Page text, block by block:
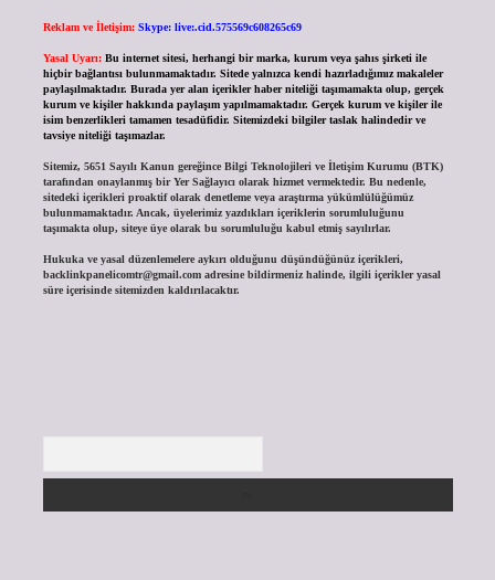
Reklam ve İletişim: Skype: live:.cid.575569c608265c69
Yasal Uyarı: Bu internet sitesi, herhangi bir marka, kurum veya şahıs şirketi ile
hiçbir bağlantısı bulunmamaktadır. Sitede yalnızca kendi hazırladığımız makaleler
paylaşılmaktadır. Burada yer alan içerikler haber niteliği taşımamakta olup, gerçek
kurum ve kişiler hakkında paylaşım yapılmamaktadır. Gerçek kurum ve kişiler ile
isim benzerlikleri tamamen tesadüfidir. Sitemizdeki bilgiler taslak halindedir ve
tavsiye niteliği taşımazlar.
Sitemiz, 5651 Sayılı Kanun gereğince Bilgi Teknolojileri ve İletişim Kurumu (BTK)
tarafından onaylanmış bir Yer Sağlayıcı olarak hizmet vermektedir. Bu nedenle,
sitedeki içerikleri proaktif olarak denetleme veya araştırma yükümlülüğümüz
bulunmamaktadır. Ancak, üyelerimiz yazdıkları içeriklerin sorumluluğunu
taşımakta olup, siteye üye olarak bu sorumluluğu kabul etmiş sayılırlar.
Hukuka ve yasal düzenlemelere aykırı olduğunu düşündüğünüz içerikleri,
backlinkpanelicomtr@gmail.comadresine bildirmeniz halinde, ilgili içerikler yasal
süre içerisinde sitemizden kaldırılacaktır.